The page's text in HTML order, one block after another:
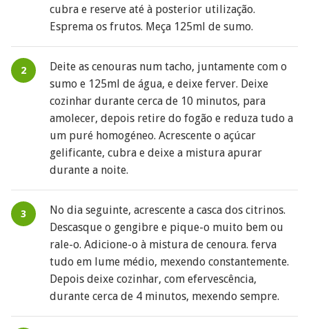
cubra e reserve até à posterior utilização.
Esprema os frutos. Meça 125ml de sumo.
Deite as cenouras num tacho, juntamente com o
sumo e 125ml de água, e deixe ferver. Deixe
cozinhar durante cerca de 10 minutos, para
amolecer, depois retire do fogão e reduza tudo a
um puré homogéneo. Acrescente o açúcar
gelificante, cubra e deixe a mistura apurar
durante a noite.
No dia seguinte, acrescente a casca dos citrinos.
Descasque o gengibre e pique-o muito bem ou
rale-o. Adicione-o à mistura de cenoura. ferva
tudo em lume médio, mexendo constantemente.
Depois deixe cozinhar, com efervescência,
durante cerca de 4 minutos, mexendo sempre.